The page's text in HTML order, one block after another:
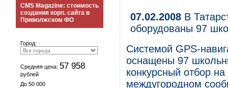
CMS Magazine: стоимость
создания корп. сайта в
Приволжском ФО
Город:
Средняя цена: 57 958
рублей
До 50 000
07.02.2008 В
оборудованы 97
Системой GPS-
оснащены 97
конкурсный отбор
междугородном